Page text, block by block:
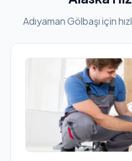
Adıyaman Gölbaşı için